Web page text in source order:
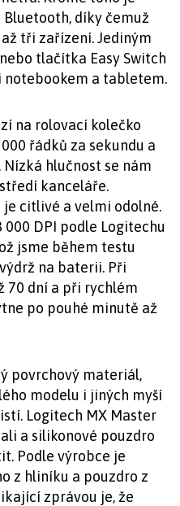
díky čemuž
tři zařízení. Jediným
tlačítka Easy Switch
a tabletem.
na rolovací kolečko
řádků za sekundu a
hlučnost se nám
kanceláře.
citlivé a velmi odolné.
000 DPI podle Logitechu
jsme během testu
na baterii. Při
70 dní a při rychlém
po pouhé minutě až
povrchový materiál,
modelu i jiných myší
Logitech MX Master
a silikonové pouzdro
Podle výrobce je
z hliníku a pouzdro z
zprávou je, že